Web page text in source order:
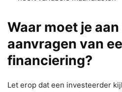
Waar moet je
aanvragen van
financiering?
Let erop dat een investeerder